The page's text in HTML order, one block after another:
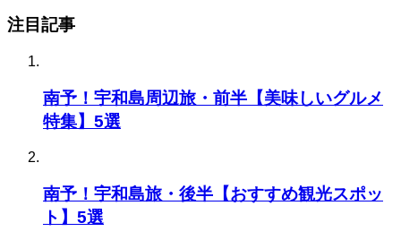
注目記事
南予！宇和島周辺旅・前半【美味しいグルメ
特集】5選
南予！宇和島旅・後半【おすすめ観光スポッ
ト】5選